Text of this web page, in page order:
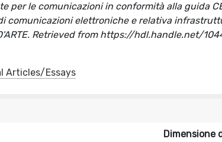
per le comunicazioni in conformità alla guida
comunicazioni elettroniche e relativa
Retrieved from https://hdl.handle.net/
Articles/Essays
Dimensione